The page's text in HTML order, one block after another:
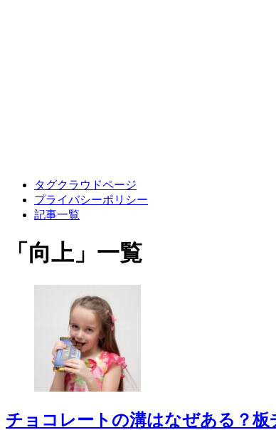
タグクラウドページ
プライバシーポリシー
記事一覧
「 向上 」 一覧
チョコレートの溝はなぜある？